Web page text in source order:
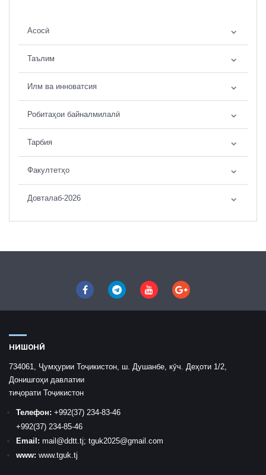
Асосӣ
Таълим
Илм ва инноватсия
Робитаҳои байналмилалӣ
Тарбия
Факултетҳо
Довталаб-2026
НИШОНӢ
734061, Ҷумҳурии Тоҷикистон, ш. Душанбе, кӯч. Деҳоти 1/2,
Донишгоҳи давлатии
тиҷорати Тоҷикистон
Телефон: +992(37) 234-83-46
+992(37) 234-85-46
Email: mail@ddtt.tj; tguk2025@gmail.com
www: www.tguk.tj